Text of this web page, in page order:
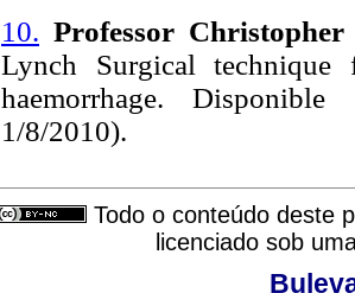
10. Professor
Lynch Surgical
haemorrhage.
1/8/2010).
Todo o conteúdo deste
licenciado sob